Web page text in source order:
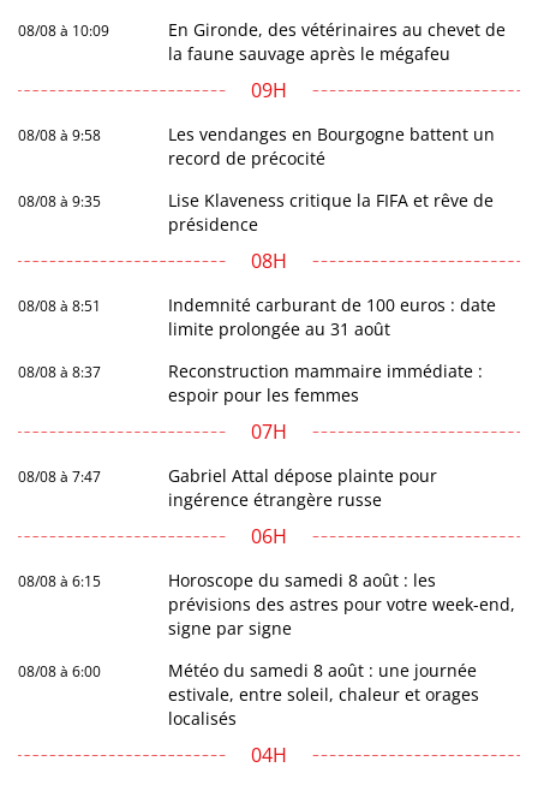
08/08 à 10:09
En Gironde, des vétérinaires au chevet de
la faune sauvage après le mégafeu
09H
08/08 à 9:58
Les vendanges en Bourgogne battent un
record de précocité
08/08 à 9:35
Lise Klaveness critique la FIFA et rêve de
présidence
08H
08/08 à 8:51
Indemnité carburant de 100 euros : date
limite prolongée au 31 août
08/08 à 8:37
Reconstruction mammaire immédiate :
espoir pour les femmes
07H
08/08 à 7:47
Gabriel Attal dépose plainte pour
ingérence étrangère russe
06H
08/08 à 6:15
Horoscope du samedi 8 août : les
prévisions des astres pour votre week-end,
signe par signe
08/08 à 6:00
Météo du samedi 8 août : une journée
estivale, entre soleil, chaleur et orages
localisés
04H